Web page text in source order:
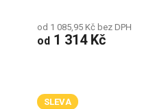
od 1 085,95 Kč bez DPH
od 1 314 Kč
SLEVA